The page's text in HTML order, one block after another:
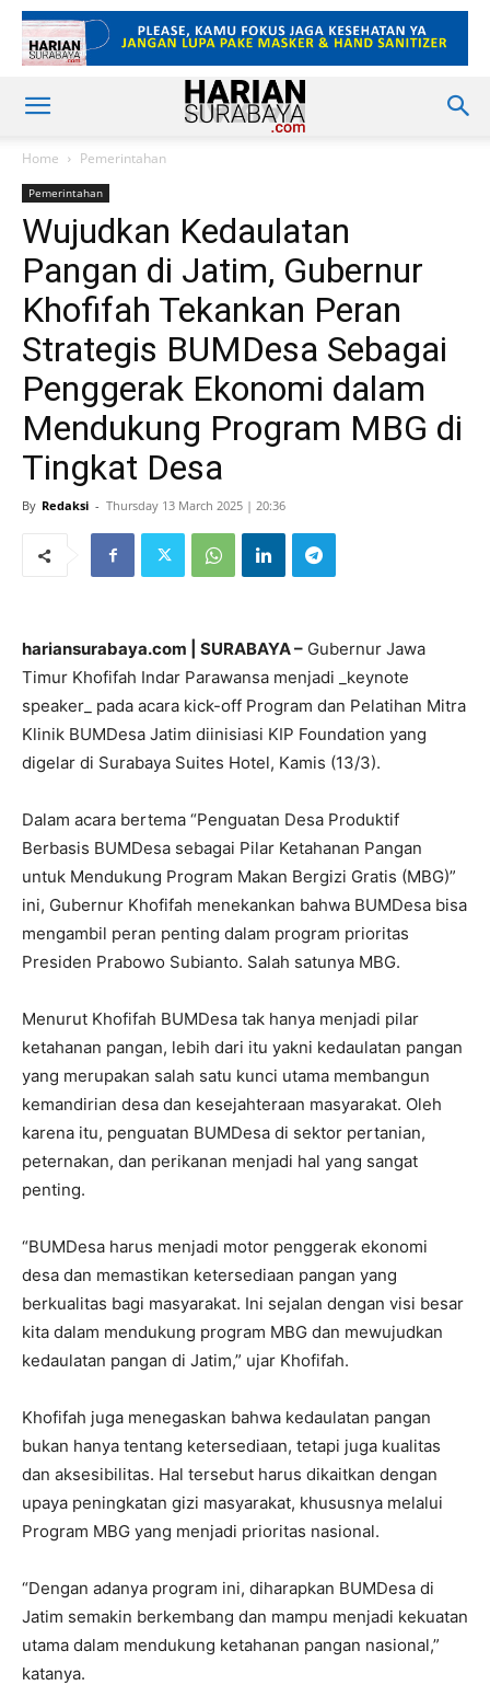
Home Pemerintahan
Pemerintahan
Wujudkan Kedaulatan
Pangan di Jatim, Gubernur
Khofifah Tekankan Peran
Strategis BUMDesa Sebagai
Penggerak Ekonomi dalam
Mendukung Program MBG di
Tingkat Desa
By Redaksi - Thursday 13 March 2025 | 20:36
hariansurabaya.com | SURABAYA – Gubernur Jawa
Timur Khofifah Indar Parawansa menjadi _keynote
speaker_ pada acara kick-off Program dan Pelatihan Mitra
Klinik BUMDesa Jatim diinisiasi KIP Foundation yang
digelar di Surabaya Suites Hotel, Kamis (13/3).
Dalam acara bertema “Penguatan Desa Produktif
Berbasis BUMDesa sebagai Pilar Ketahanan Pangan
untuk Mendukung Program Makan Bergizi Gratis (MBG)”
ini, Gubernur Khofifah menekankan bahwa BUMDesa bisa
mengambil peran penting dalam program prioritas
Presiden Prabowo Subianto. Salah satunya MBG.
Menurut Khofifah BUMDesa tak hanya menjadi pilar
ketahanan pangan, lebih dari itu yakni kedaulatan pangan
yang merupakan salah satu kunci utama membangun
kemandirian desa dan kesejahteraan masyarakat. Oleh
karena itu, penguatan BUMDesa di sektor pertanian,
peternakan, dan perikanan menjadi hal yang sangat
penting.
“BUMDesa harus menjadi motor penggerak ekonomi
desa dan memastikan ketersediaan pangan yang
berkualitas bagi masyarakat. Ini sejalan dengan visi besar
kita dalam mendukung program MBG dan mewujudkan
kedaulatan pangan di Jatim,” ujar Khofifah.
Khofifah juga menegaskan bahwa kedaulatan pangan
bukan hanya tentang ketersediaan, tetapi juga kualitas
dan aksesibilitas. Hal tersebut harus dikaitkan dengan
upaya peningkatan gizi masyarakat, khususnya melalui
Program MBG yang menjadi prioritas nasional.
“Dengan adanya program ini, diharapkan BUMDesa di
Jatim semakin berkembang dan mampu menjadi kekuatan
utama dalam mendukung ketahanan pangan nasional,”
katanya.